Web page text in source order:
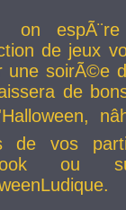
on
de jeux
une soirÃ©e
de
de vos
ou